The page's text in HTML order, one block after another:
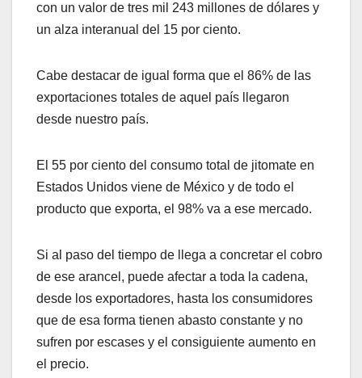
con un valor de tres mil 243 millones de dólares y
un alza interanual del 15 por ciento.
Cabe destacar de igual forma que el 86% de las
exportaciones totales de aquel país llegaron
desde nuestro país.
El 55 por ciento del consumo total de jitomate en
Estados Unidos viene de México y de todo el
producto que exporta, el 98% va a ese mercado.
Si al paso del tiempo de llega a concretar el cobro
de ese arancel, puede afectar a toda la cadena,
desde los exportadores, hasta los consumidores
que de esa forma tienen abasto constante y no
sufren por escases y el consiguiente aumento en
el precio.